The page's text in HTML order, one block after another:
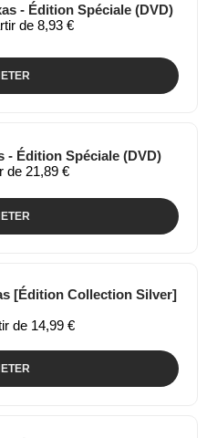
- Édition Spéciale (DVD)
de 8,93 €
- Édition Spéciale (DVD)
de 21,89 €
[Édition Collection Silver]
de 14,99 €